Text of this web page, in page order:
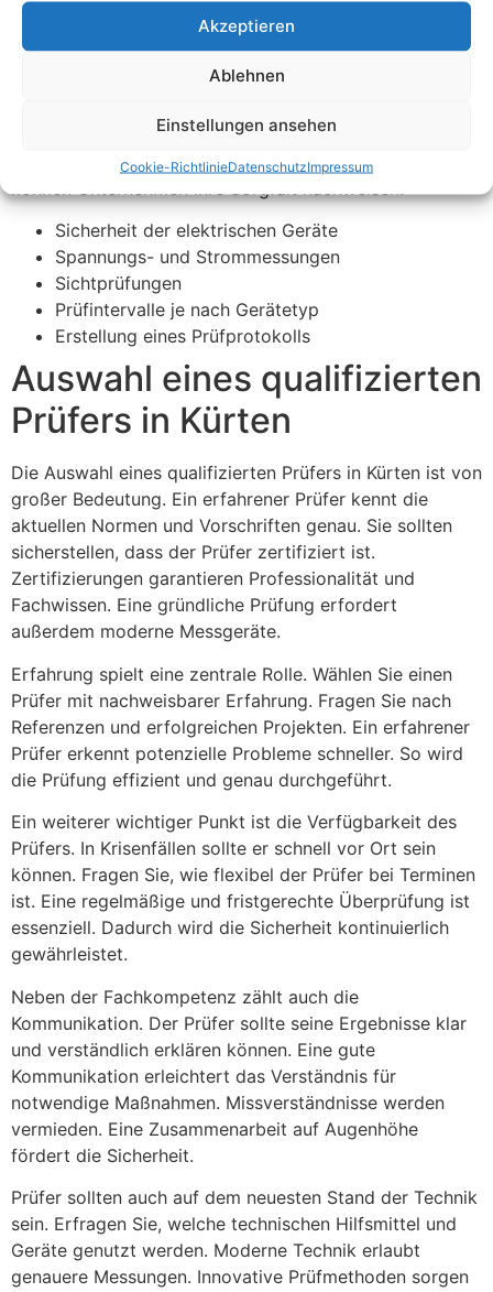
Akzeptieren
Ablehnen
Einstellungen ansehen
Cookie-RichtlinieDatenschutzImpressum
garantieren dauerhafte Sicherheit.
Nach jeder Prüfung wird einPrüfprotokollerstellt.
Dieses Protokoll dokumentiert alle Messergebnisse und
durchgeführten Prüfungen. Bei Kontrollen durch die
Behörden muss das Protokoll vorgelegt werden. So
Sicherheit der elektrischen Geräte
Spannungs- und Strommessungen
Sichtprüfungen
Prüfintervalle je nach Gerätetyp
Erstellung eines Prüfprotokolls
Auswahl eines qualifizierten
Prüfers in Kürten
Die Auswahl eines qualifizierten Prüfers in Kürten ist von
großer Bedeutung. Ein erfahrener Prüfer kennt die
aktuellen Normen und Vorschriften genau. Sie sollten
sicherstellen, dass der Prüfer zertifiziert ist.
Zertifizierungen garantieren Professionalität und
Fachwissen. Eine gründliche Prüfung erfordert
außerdem moderne Messgeräte.
Erfahrung spielt eine zentrale Rolle. Wählen Sie einen
Prüfer mit nachweisbarer Erfahrung. Fragen Sie nach
Referenzen und erfolgreichen Projekten. Ein erfahrener
Prüfer erkennt potenzielle Probleme schneller. So wird
die Prüfung effizient und genau durchgeführt.
Ein weiterer wichtiger Punkt ist die Verfügbarkeit des
Prüfers. In Krisenfällen sollte er schnell vor Ort sein
können. Fragen Sie, wie flexibel der Prüfer bei Terminen
ist. Eine regelmäßige und fristgerechte Überprüfung ist
essenziell. Dadurch wird die Sicherheit kontinuierlich
gewährleistet.
Neben der Fachkompetenz zählt auch die
Kommunikation. Der Prüfer sollte seine Ergebnisse klar
und verständlich erklären können. Eine gute
Kommunikation erleichtert das Verständnis für
notwendige Maßnahmen. Missverständnisse werden
vermieden. Eine Zusammenarbeit auf Augenhöhe
fördert die Sicherheit.
Prüfer sollten auch auf dem neuesten Stand der Technik
sein. Erfragen Sie, welche technischen Hilfsmittel und
Geräte genutzt werden. Moderne Technik erlaubt
genauere Messungen. Innovative Prüfmethoden sorgen